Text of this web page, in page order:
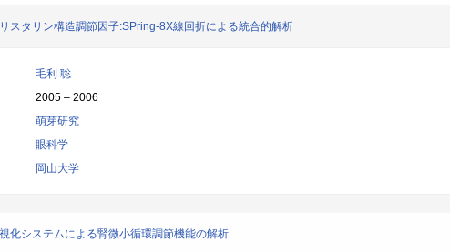
スタリン構造調節因子:SPring-8X線回折による統合的解析
毛利 聡
2005 – 2006
萌芽研究
眼科学
岡山大学
化システムによる腎微小循環調節機能の解析